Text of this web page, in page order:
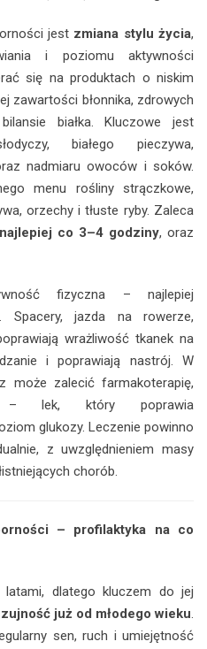
jest zmiana stylu życia,
i poziomu aktywności
się na produktach o niskim
zawartości błonnika, zdrowych
białka. Kluczowe jest
białego pieczywa,
nadmiaru owoców i soków.
menu rośliny strączkowe,
orzechy i tłuste ryby. Zaleca
co 3–4 godziny, oraz
fizyczna – najlepiej
Spacery, jazda na rowerze,
wrażliwość tkanek na
i poprawiają nastrój. W
może zalecić farmakoterapię,
– lek, który poprawia
glukozy. Leczenie powinno
z uwzględnieniem masy
chorób.
– profilaktyka na co
dlatego kluczem do jej
już od młodego wieku.
sen, ruch i umiejętność